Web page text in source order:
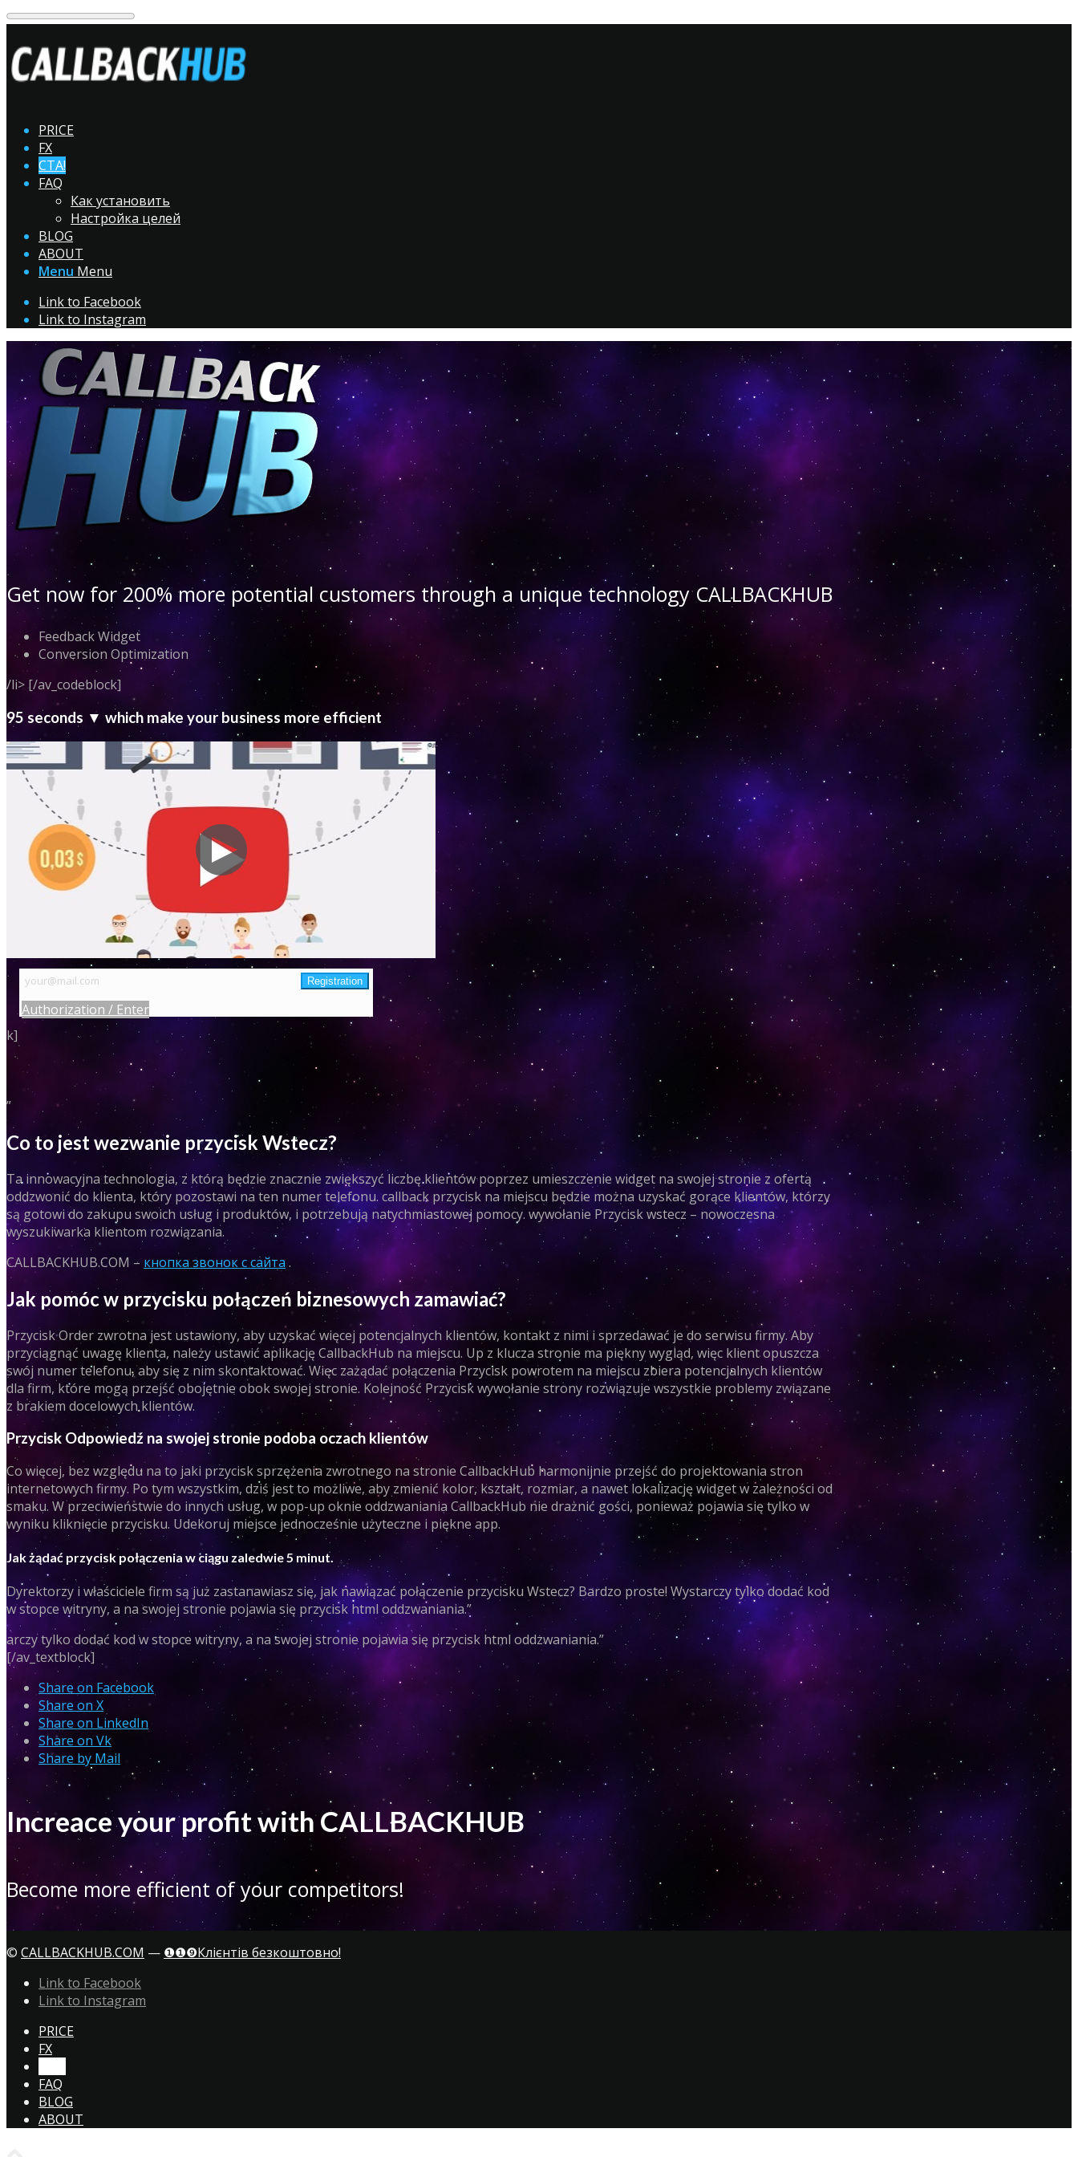
PRICE
FX
CTA!
FAQ
Как установить
Настройка целей
BLOG
ABOUT
Menu Menu
Link to Facebook
Link to Instagram
Get now for 200% more potential customers through a unique technology CALLBACKHUB
Feedback Widget
Conversion Optimization
/li> [/av_codeblock]
95 seconds ▼ which make your business more efficient
Authorization / Enter
k]
”
Co to jest wezwanie przycisk Wstecz?
Ta innowacyjna technologia, z którą będzie znacznie zwiększyć liczbę klientów poprzez umieszczenie widget na swojej stronie z ofertą
oddzwonić do klienta, który pozostawi na ten numer telefonu. callback przycisk na miejscu będzie można uzyskać gorące klientów, którzy
są gotowi do zakupu swoich usług i produktów, i potrzebują natychmiastowej pomocy. wywołanie Przycisk wstecz – nowoczesna
wyszukiwarka klientom rozwiązania.
CALLBACKHUB.COM – кнопка звонок с сайта .
Jak pomóc w przycisku połączeń biznesowych zamawiać?
Przycisk Order zwrotna jest ustawiony, aby uzyskać więcej potencjalnych klientów, kontakt z nimi i sprzedawać je do serwisu firmy. Aby
przyciągnąć uwagę klienta, należy ustawić aplikację CallbackHub na miejscu. Up z klucza stronie ma piękny wygląd, więc klient opuszcza
swój numer telefonu, aby się z nim skontaktować. Więc zażądać połączenia Przycisk powrotem na miejscu zbiera potencjalnych klientów
dla firm, które mogą przejść obojętnie obok swojej stronie. Kolejność Przycisk wywołanie strony rozwiązuje wszystkie problemy związane
z brakiem docelowych klientów.
Przycisk Odpowiedź na swojej stronie podoba oczach klientów
Co więcej, bez względu na to jaki przycisk sprzężenia zwrotnego na stronie CallbackHub harmonijnie przejść do projektowania stron
internetowych firmy. Po tym wszystkim, dziś jest to możliwe, aby zmienić kolor, kształt, rozmiar, a nawet lokalizację widget w zależności od
smaku. W przeciwieństwie do innych usług, w pop-up oknie oddzwaniania CallbackHub nie drażnić gości, ponieważ pojawia się tylko w
wyniku kliknięcie przycisku. Udekoruj miejsce jednocześnie użyteczne i piękne app.
Jak żądać przycisk połączenia w ciągu zaledwie 5 minut.
Dyrektorzy i właściciele firm są już zastanawiasz się, jak nawiązać połączenie przycisku Wstecz? Bardzo proste! Wystarczy tylko dodać kod
w stopce witryny, a na swojej stronie pojawia się przycisk html oddzwaniania.”
arczy tylko dodać kod w stopce witryny, a na swojej stronie pojawia się przycisk html oddzwaniania.”
[/av_textblock]
Share on Facebook
Share on X
Share on LinkedIn
Share on Vk
Share by Mail
Increace your profit with CALLBACKHUB
Become more efficient of your competitors!
© CALLBACKHUB.COM — ❶❶❾Клієнтів безкоштовно!
Link to Facebook
Link to Instagram
PRICE
FX
FAQ
BLOG
ABOUT